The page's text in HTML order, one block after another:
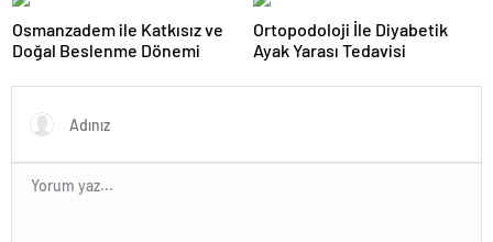
Osmanzadem ile Katkısız ve
Doğal Beslenme Dönemi
Ortopodoloji İle Diyabetik
Ayak Yarası Tedavisi